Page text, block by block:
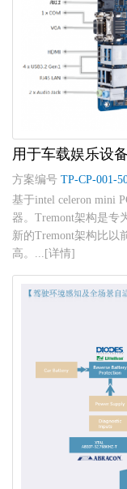
用于车载娱乐设
方案编号 TP-CP-001-
基于intel celeron mini
器。Tremont架构是专
新的Tremont架构比以
高。...[详情]